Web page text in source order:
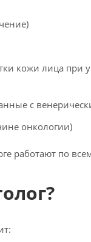
кожи лица при
с
онкологии)
работают по